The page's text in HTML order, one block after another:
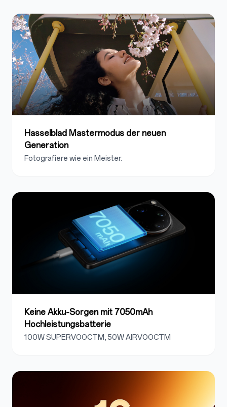
Hasselblad Mastermodus der neuen
Generation
Fotografiere wie ein Meister.
Keine Akku‑Sorgen mit 7050mAh
Hochleistungsbatterie
100W SUPERVOOCTM, 50W AIRVOOCTM